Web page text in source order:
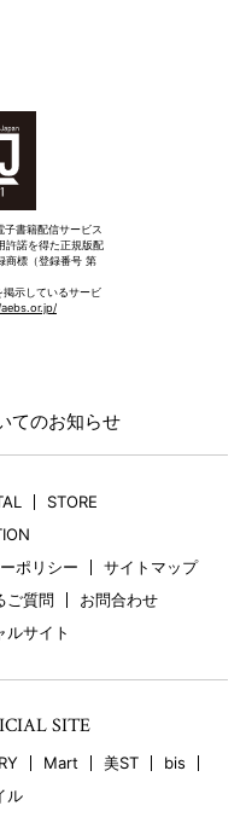
書籍配信サービス
許諾を得た正規版配
商標（登録番号 第
示しているサービ
てのお知らせ
STORE
ポリシー
サイトマップ
ご質問
お問合わせ
ルサイト
SITE
Mart 美ST
bis
ル